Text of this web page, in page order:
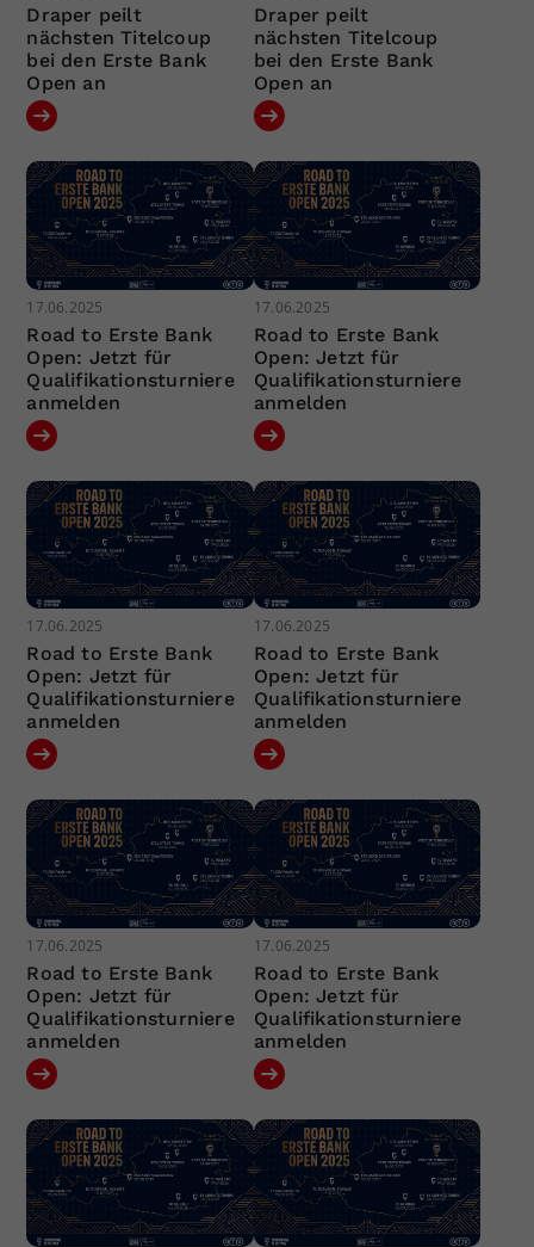
Draper peilt
nächsten Titelcoup
bei den Erste Bank
Open an
Draper peilt
nächsten Titelcoup
bei den Erste Bank
Open an
17.06.2025
Road to Erste Bank
Open: Jetzt für
Qualifikationsturniere
anmelden
17.06.2025
Road to Erste Bank
Open: Jetzt für
Qualifikationsturniere
anmelden
17.06.2025
Road to Erste Bank
Open: Jetzt für
Qualifikationsturniere
anmelden
17.06.2025
Road to Erste Bank
Open: Jetzt für
Qualifikationsturniere
anmelden
17.06.2025
Road to Erste Bank
Open: Jetzt für
Qualifikationsturniere
anmelden
17.06.2025
Road to Erste Bank
Open: Jetzt für
Qualifikationsturniere
anmelden